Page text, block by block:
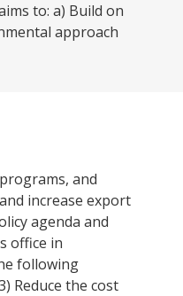
to: a) Build on
approach
and
increase export
agenda and
office in
following
Reduce the cost